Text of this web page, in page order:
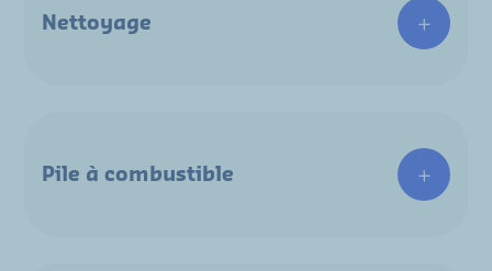
Nettoyage
Pile à combustible